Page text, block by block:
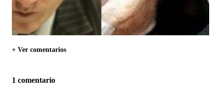
+ Ver comentarios
1 comentario